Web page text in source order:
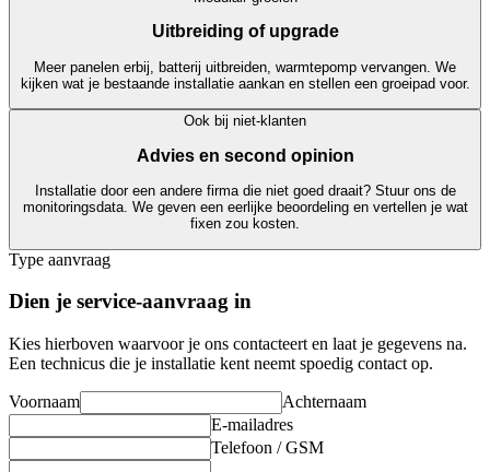
Uitbreiding of upgrade
Meer panelen erbij, batterij uitbreiden, warmtepomp vervangen. We
kijken wat je bestaande installatie aankan en stellen een groeipad voor.
Ook bij niet-klanten
Advies en second opinion
Installatie door een andere firma die niet goed draait? Stuur ons de
monitoringsdata. We geven een eerlijke beoordeling en vertellen je wat
fixen zou kosten.
Type aanvraag
Dien je service-aanvraag in
Kies hierboven waarvoor je ons contacteert en laat je gegevens na.
Een technicus die je installatie kent neemt spoedig contact op.
Voornaam
Achternaam
E-mailadres
Telefoon / GSM